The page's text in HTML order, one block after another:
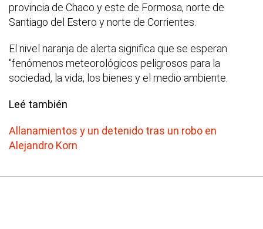
provincia de Chaco y este de Formosa, norte de
Santiago del Estero y norte de Corrientes.
El nivel naranja de alerta significa que se esperan
"fenómenos meteorológicos peligrosos para la
sociedad, la vida, los bienes y el medio ambiente.
Leé también
Allanamientos y un detenido tras un robo en
Alejandro Korn